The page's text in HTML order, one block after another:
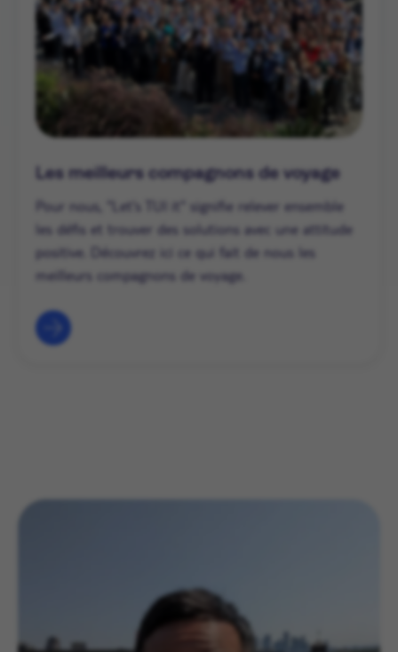
Les meilleurs compagnons de voyage
Pour nous, "Let's TUI it" signifie relever ensemble
les défis et trouver des solutions avec une attitude
positive. Découvrez ici ce qui fait de nous les
meilleurs compagnons de voyage.